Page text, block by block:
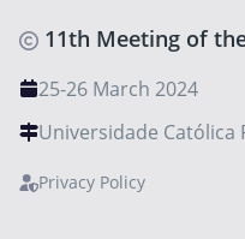
11th Meeting of
25-26 March 2024
Universidade
Privacy Policy